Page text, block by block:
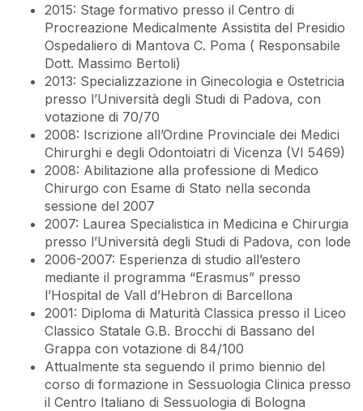
2015: Stage formativo presso il Centro di
Procreazione Medicalmente Assistita del Presidio
Ospedaliero di Mantova C. Poma ( Responsabile
Dott. Massimo Bertoli)
2013: Specializzazione in Ginecologia e Ostetricia
presso l’Università degli Studi di Padova, con
votazione di 70/70
2008: Iscrizione all’Ordine Provinciale dei Medici
Chirurghi e degli Odontoiatri di Vicenza (VI 5469)
2008: Abilitazione alla professione di Medico
Chirurgo con Esame di Stato nella seconda
sessione del 2007
2007: Laurea Specialistica in Medicina e Chirurgia
presso l’Università degli Studi di Padova, con lode
2006-2007: Esperienza di studio all’estero
mediante il programma “Erasmus” presso
l’Hospital de Vall d’Hebron di Barcellona
2001: Diploma di Maturità Classica presso il Liceo
Classico Statale G.B. Brocchi di Bassano del
Grappa con votazione di 84/100
Attualmente sta seguendo il primo biennio del
corso di formazione in Sessuologia Clinica presso
il Centro Italiano di Sessuologia di Bologna